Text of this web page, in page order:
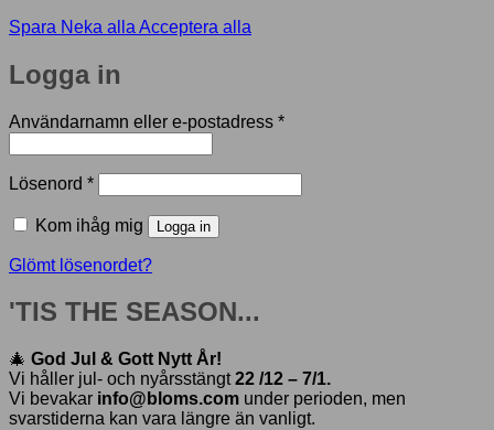
Spara Neka alla Acceptera alla
Logga in
Användarnamn eller e-postadress *Obligatoriskt
Lösenord *Obligatoriskt
Kom ihåg mig Logga in
Glömt lösenordet?
'TIS THE SEASON...
🎄 God Jul & Gott Nytt År!
Vi håller jul- och nyårsstängt22 /12 – 7/1.
Vi bevakar info@bloms.com under perioden, men
svarstiderna kan vara längre än vanligt.